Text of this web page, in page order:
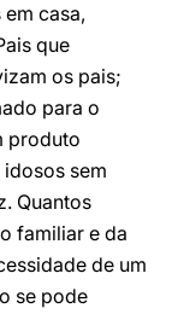
casa,
que
os pais;
para o
produto
sem
Quantos
familiar e da
de um
se pode